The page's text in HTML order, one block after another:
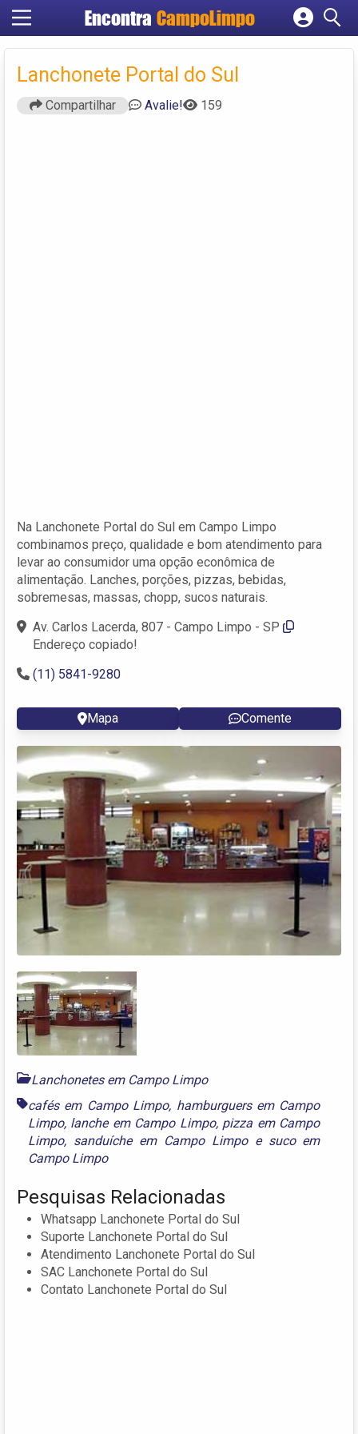
Encontra CampoLimpo
Cadastrar empresa
Criar conta
Lanchonete Portal do Sul
Compartilhar Avalie! 159
Na Lanchonete Portal do Sul em Campo Limpo
combinamos preço, qualidade e bom atendimento para
levar ao consumidor uma opção econômica de
alimentação. Lanches, porções, pizzas, bebidas,
sobremesas, massas, chopp, sucos naturais.
Av. Carlos Lacerda, 807 - Campo Limpo - SP
Endereço copiado!
(11) 5841-9280
Mapa Comente
Lanchonetes em Campo Limpo
cafés em Campo Limpo, hamburguers em Campo
Limpo, lanche em Campo Limpo, pizza em Campo
Limpo, sanduíche em Campo Limpoe suco em
Campo Limpo
Pesquisas Relacionadas
Whatsapp Lanchonete Portal do Sul
Suporte Lanchonete Portal do Sul
Atendimento Lanchonete Portal do Sul
SAC Lanchonete Portal do Sul
Contato Lanchonete Portal do Sul